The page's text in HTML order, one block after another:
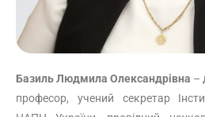
Базиль Людмила Олександрівна –
професор, учений секретар